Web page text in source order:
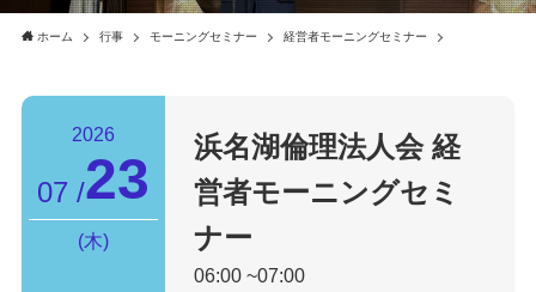
ホーム 行事 モーニングセミナー 経営者モーニングセミナー
2026
07 23
木
浜名湖倫理法人会 経
営者モーニングセミ
ナー
06:00
07:00